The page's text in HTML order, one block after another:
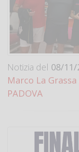
Notizia del 08/11/
Marco La
PADOVA